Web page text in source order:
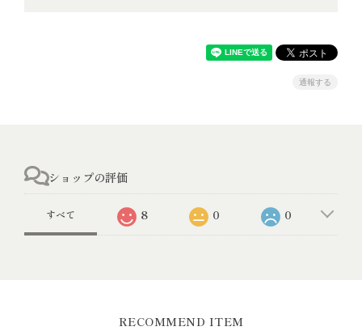
通報する
ショップの評価
すべて 8 0 0
RECOMMEND ITEM